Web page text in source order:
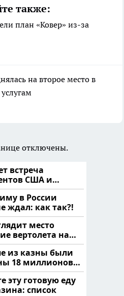
также:
план «Ковер» из-за
на второе место в
отключены.
встреча
США и
в России
ждал: как так?!
место
вертолета на
смотреть
из казны были
18 миллионов
эту готовую еду
список